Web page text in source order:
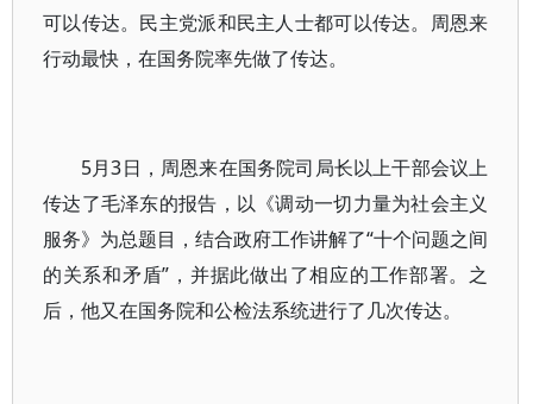
可以传达。民主党派和民主人士都可以传达。周恩来
行动最快，在国务院率先做了传达。
5月3日，周恩来在国务院司局长以上干部会议上
传达了毛泽东的报告，以《调动一切力量为社会主义
服务》为总题目，结合政府工作讲解了“十个问题之间
的关系和矛盾”，并据此做出了相应的工作部署。之
后，他又在国务院和公检法系统进行了几次传达。